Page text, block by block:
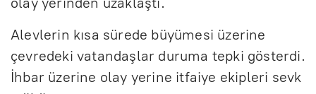
Alevlerin kısa sürede büyümesi üzerine
çevredeki vatandaşlar duruma tepki gösterdi.
İhbar üzerine olay yerine itfaiye ekipleri sevk